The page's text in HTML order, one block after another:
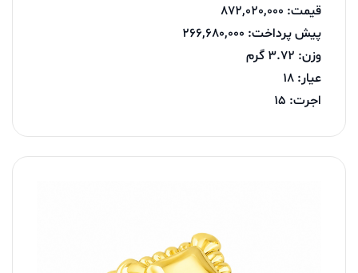
قیمت: 872,020,000
پیش پرداخت: 266,680,000
وزن: 3.72 گرم
عیار: 18
اجرت: 15